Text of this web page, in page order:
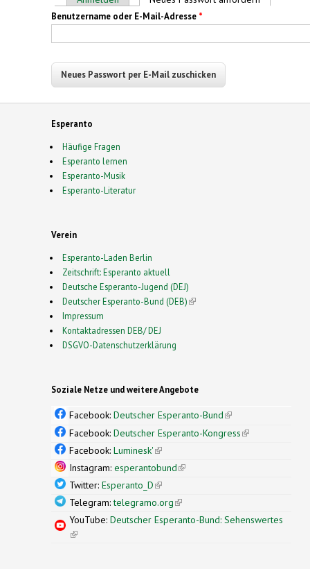
Benutzername oder E-Mail-Adresse *
Esperanto
Häufige Fragen
Esperanto lernen
Esperanto-Musik
Esperanto-Literatur
Verein
Esperanto-Laden Berlin
Zeitschrift: Esperanto aktuell
Deutsche Esperanto-Jugend (DEJ)
Deutscher Esperanto-Bund (DEB)(link is external)
Impressum
Kontaktadressen DEB/ DEJ
DSGVO-Datenschutzerklärung
Soziale Netze und weitere Angebote
Facebook: Deutscher Esperanto-Bund(link is
external)
Facebook: Deutscher Esperanto-Kongress(link is
Facebook: Luminesk'(link is external)
Instagram: esperantobund(link is external)
Twitter: Esperanto_D(link is external)
Telegram:telegramo.org(link is external)
YouTube: Deutscher Esperanto-Bund: Sehenswertes
(link is external)